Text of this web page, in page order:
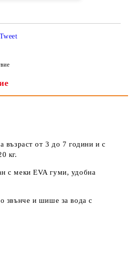
рамките на работния ден.
Tweet
възраст от 3 до 7 години и с
кг.
с меки EVA гуми, удобна
звънче и шише за вода с